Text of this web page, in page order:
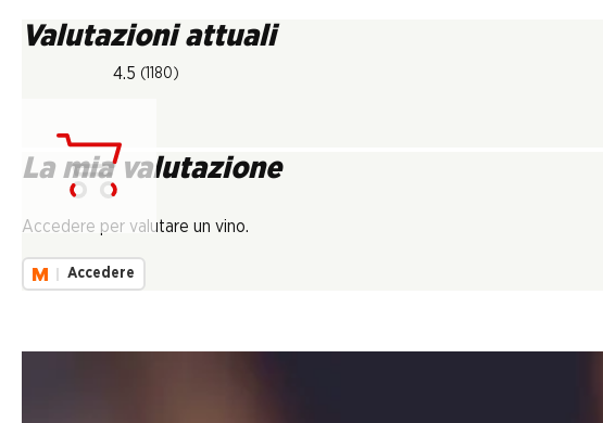
Valutazioni attuali
4.5 (1180)
La mia valutazione
Accedere per valutare un vino.
Accedere